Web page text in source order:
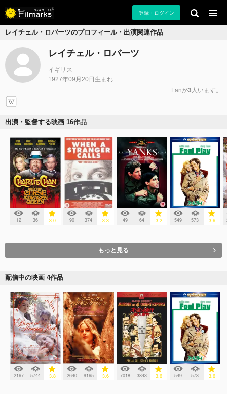
登録・ログイン
レイチェル・ロバーツのプロフィール・出演関連作品
レイチェル・ロバーツ
イギリス
1927年09月20日生まれ
Fanが3 人います。
出演・監督する映画 16作品
12 36 3.0 90 374 3.3 49 64 3.2 549 573 3.6
もっと見る
配信中の映画 4作品
2167 5744 3.8 2640 9165 3.6 7018 3843 3.6 549 573 3.6